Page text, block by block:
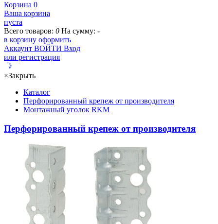
Корзина 0
Ваша корзина
пуста
Всего товаров: 0 На сумму: -
в корзину оформить
Аккаунт ВОЙТИ Вход
или регистрация
×Закрыть
Каталог
Перфорированный крепеж от производителя
Монтажный уголок RKM
Перфорированный крепеж от производителя